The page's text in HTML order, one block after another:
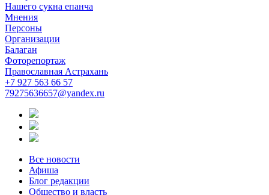
Нашего сукна епанча
Мнения
Персоны
Организации
Балаган
Фоторепортаж
Православная Астрахань
+7 927 563 66 57
79275636657@yandex.ru
Все новости
Афиша
Блог редакции
Общество и власть